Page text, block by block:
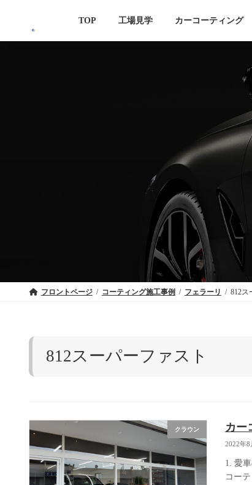
TOP 工場見学 カーコーティング
フロントページ コーティング施工事例 フェラーリ 812ス
812スーパーファスト
クラウン カー
2022年8
1. 愛
コー